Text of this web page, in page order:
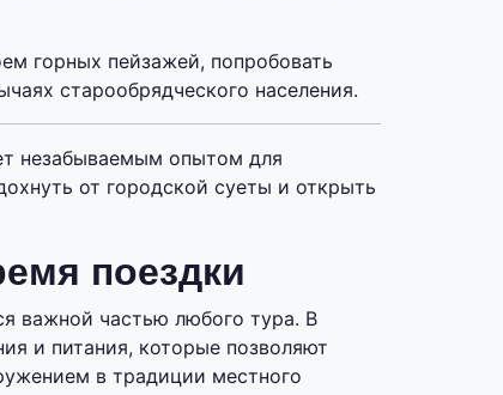
горных пейзажей, попробовать
старообрядческого населения.
незабываемым опытом для
от городской суеты и открыть
поездки
важной частью любого тура. В
и питания, которые позволяют
в традиции местного